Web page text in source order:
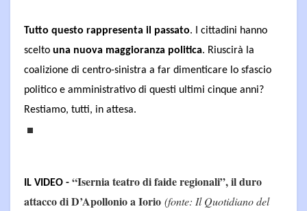
Tutto questo rappresenta il passato. I cittadini hanno
scelto una nuova maggioranza politica. Riuscirà la
coalizione di centro-sinistra a far dimenticare lo sfascio
politico e amministrativo di questi ultimi cinque anni?
Restiamo, tutti, in attesa.
IL VIDEO - “Isernia teatro di faide regionali”, il duro
attacco di D’Apollonio a Iorio (fonte: Il Quotidiano del